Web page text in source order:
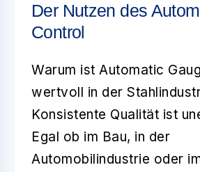
Der Nutzen des
Control
Warum ist Automatic
wertvoll in der
Konsistente Qualität ist
Egal ob im Bau, in der
Automobilindustrie oder